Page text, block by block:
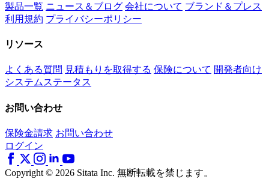
製品一覧 ニュース＆ブログ 会社について ブランド＆プレス
利用規約 プライバシーポリシー
リソース
よくある質問 見積もりを取得する 保険について 開発者向け
システムステータス
お問い合わせ
保険金請求 お問い合わせ
ログイン
Copyright © 2026 Sitata Inc. 無断転載を禁じます。